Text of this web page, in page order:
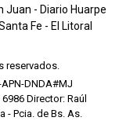
Juan - Diario Huarpe
Fe - El Litoral
reservados.
DNDA#MJ
6986 Director: Raúl
- Pcia. de Bs. As.